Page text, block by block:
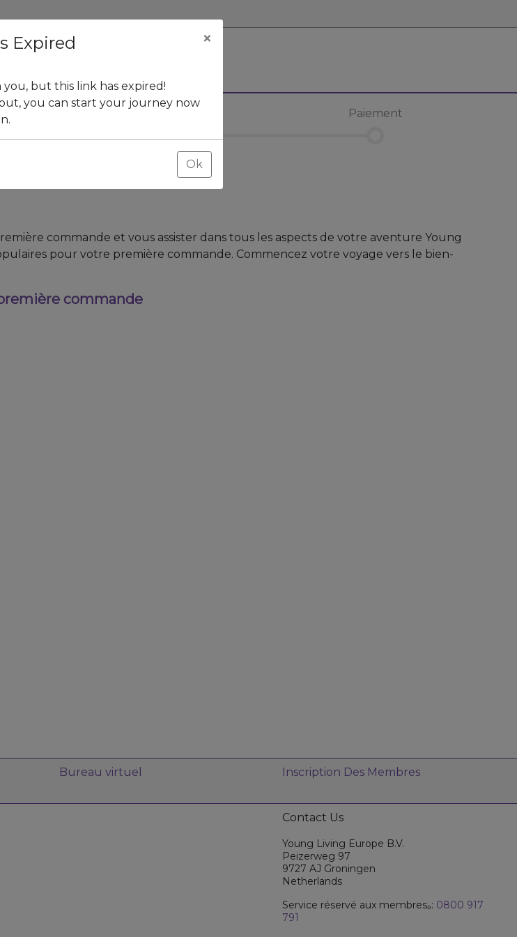
Livraison et Paiement Paiement
commande et vous assister dans tous les aspects de votre aventure Young
pour votre première commande. Commencez votre voyage vers le bien-
commande
Bureau virtuel Inscription Des Membres
Contact Us
Young Living Europe B.V.
Peizerweg 97
9727 AJ Groningen
Netherlands
Service réservé aux membresₒ: 0800 917
791
Expired ×
but this link has expired!
you can start your journey now
Ok